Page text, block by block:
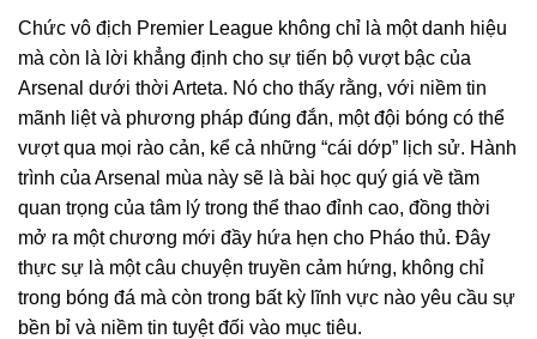
Chức vô địch Premier League không chỉ là một danh hiệu
mà còn là lời khẳng định cho sự tiến bộ vượt bậc của
Arsenal dưới thời Arteta. Nó cho thấy rằng, với niềm tin
mãnh liệt và phương pháp đúng đắn, một đội bóng có thể
vượt qua mọi rào cản, kể cả những “cái dớp” lịch sử. Hành
trình của Arsenal mùa này sẽ là bài học quý giá về tầm
quan trọng của tâm lý trong thể thao đỉnh cao, đồng thời
mở ra một chương mới đầy hứa hẹn cho Pháo thủ. Đây
thực sự là một câu chuyện truyền cảm hứng, không chỉ
trong bóng đá mà còn trong bất kỳ lĩnh vực nào yêu cầu sự
bền bỉ và niềm tin tuyệt đối vào mục tiêu.